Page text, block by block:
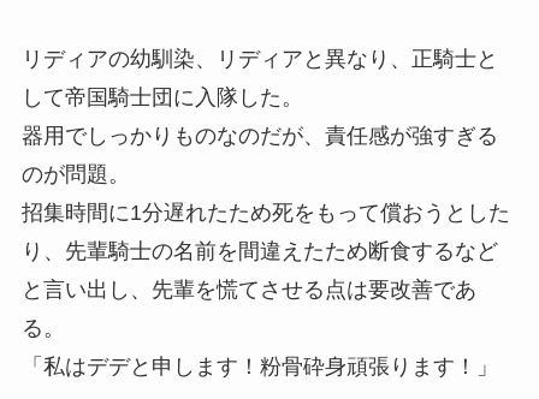
リディアの幼馴染、リディアと異なり、正騎士と
して帝国騎士団に入隊した。
器用でしっかりものなのだが、責任感が強すぎる
のが問題。
招集時間に1分遅れたため死をもって償おうとした
り、先輩騎士の名前を間違えたため断食するなど
と言い出し、先輩を慌てさせる点は要改善であ
る。
「私はデデと申します！粉骨砕身頑張ります！」